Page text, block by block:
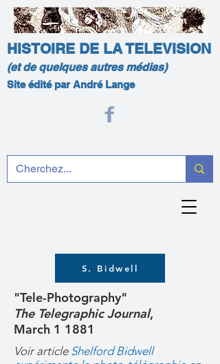
HISTOIRE DE LA TELEVISION
(et de quelques autres médias)
Site édité par André Lange
S. Bidwell
"Tele-Photography"
The Telegraphic Journal,
March 1 1881
Voir article Shelford Bidwell